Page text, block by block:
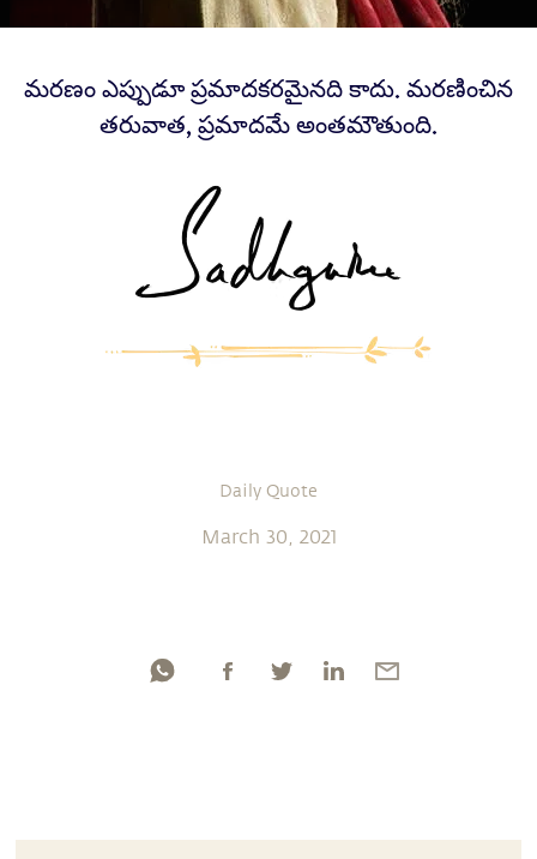
మరణం ఎప్పుడూ ప్రమాదకరమైనది కాదు. మరణించిన
తరువాత, ప్రమాదమే అంతమౌతుంది.
Daily Quote
March 30, 2021